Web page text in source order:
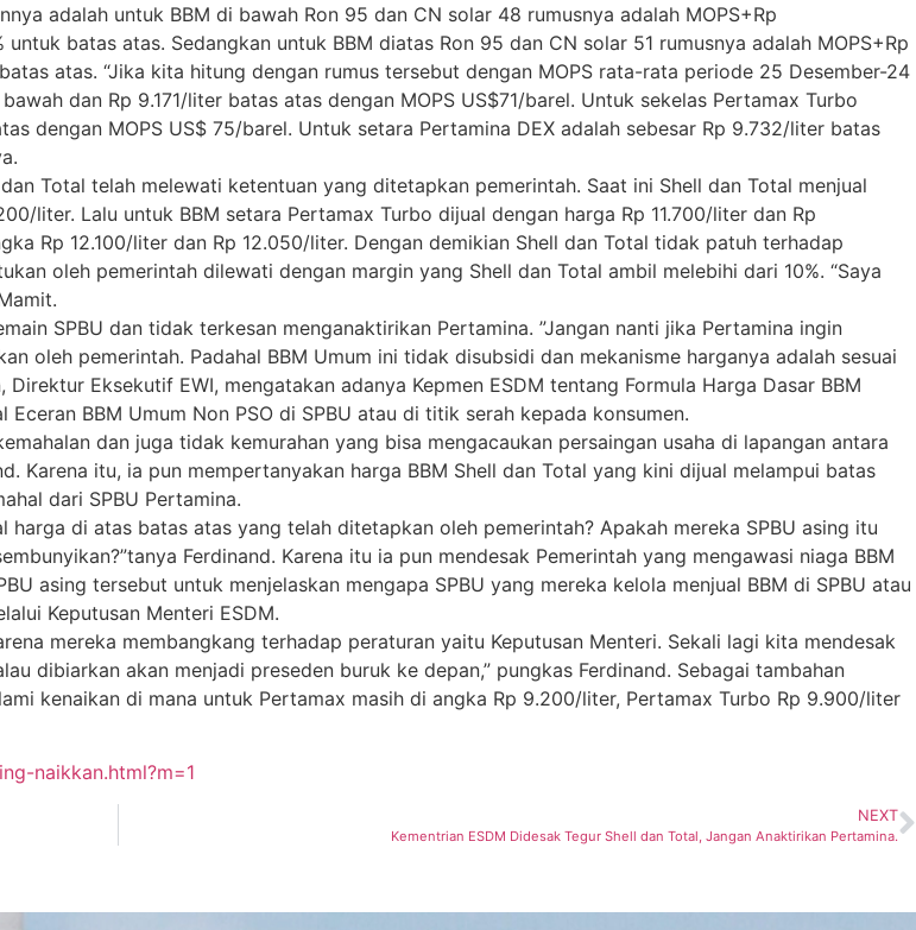
adalah untuk BBM di bawah Ron 95 dan CN solar 48 rumusnya adalah MOPS+Rp
batas atas. Sedangkan untuk BBM diatas Ron 95 dan CN solar 51 rumusnya adalah MOPS+Rp
atas. “Jika kita hitung dengan rumus tersebut dengan MOPS rata-rata periode 25 Desember-24
dan Rp 9.171/liter batas atas dengan MOPS US$71/barel. Untuk sekelas Pertamax Turbo
dengan MOPS US$ 75/barel. Untuk setara Pertamina DEX adalah sebesar Rp 9.732/liter batas
Total telah melewati ketentuan yang ditetapkan pemerintah. Saat ini Shell dan Total menjual
liter. Lalu untuk BBM setara Pertamax Turbo dijual dengan harga Rp 11.700/liter dan Rp
Rp 12.100/liter dan Rp 12.050/liter. Dengan demikian Shell dan Total tidak patuh terhadap
oleh pemerintah dilewati dengan margin yang Shell dan Total ambil melebihi dari 10%. “Saya
SPBU dan tidak terkesan menganaktirikan Pertamina. ”Jangan nanti jika Pertamina ingin
oleh pemerintah. Padahal BBM Umum ini tidak disubsidi dan mekanisme harganya adalah sesuai
Eksekutif EWI, mengatakan adanya Kepmen ESDM tentang Formula Harga Dasar BBM
BBM Umum Non PSO di SPBU atau di titik serah kepada konsumen.
dan juga tidak kemurahan yang bisa mengacaukan persaingan usaha di lapangan antara
Karena itu, ia pun mempertanyakan harga BBM Shell dan Total yang kini dijual melampui batas
dari SPBU Pertamina.
di atas batas atas yang telah ditetapkan oleh pemerintah? Apakah mereka SPBU asing itu
Ferdinand. Karena itu ia pun mendesak Pemerintah yang mengawasi niaga BBM
asing tersebut untuk menjelaskan mengapa SPBU yang mereka kelola menjual BBM di SPBU atau
Keputusan Menteri ESDM.
mereka membangkang terhadap peraturan yaitu Keputusan Menteri. Sekali lagi kita mendesak
dibiarkan akan menjadi preseden buruk ke depan,” pungkas Ferdinand. Sebagai tambahan
kenaikan di mana untuk Pertamax masih di angka Rp 9.200/liter, Pertamax Turbo Rp 9.900/liter
naikkan.html?m=1
NEXT
Kementrian ESDM Didesak Tegur Shell dan Total, Jangan Anaktirikan Pertamina.